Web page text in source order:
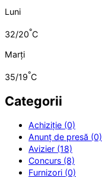
Luni
32/20°C
Marți
35/19°C
Categorii
Achiziție (0)
Anunț de presă (0)
Avizier (18)
Concurs (8)
Furnizori (0)